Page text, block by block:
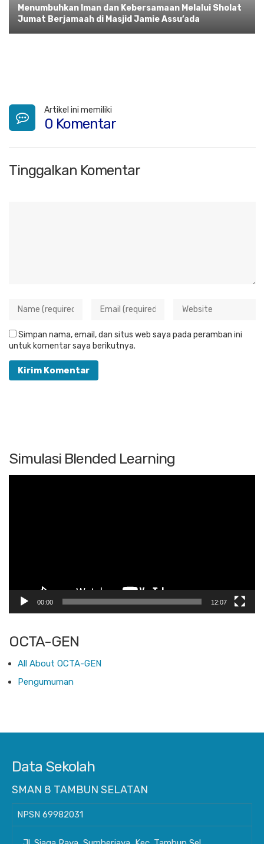
Menumbuhkan Iman dan Kebersamaan Melalui Sholat
Jumat Berjamaah di Masjid Jamie Assu’ada
Artikel ini memiliki
0 Komentar
Tinggalkan Komentar
Simpan nama, email, dan situs web saya pada peramban ini
untuk komentar saya berikutnya.
Simulasi Blended Learning
00:00 12:07
OCTA-GEN
All About OCTA-GEN
Pengumuman
Data Sekolah
SMAN 8 TAMBUN SELATAN
NPSN 69982031